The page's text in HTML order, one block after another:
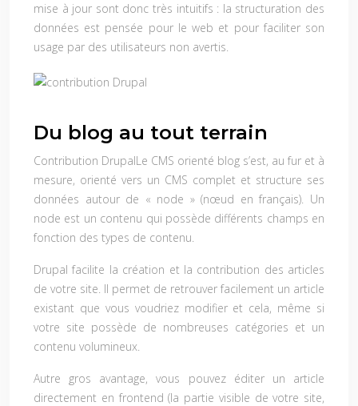
mise à jour sont donc très intuitifs : la structuration des
données est pensée pour le web et pour faciliter son
usage par des utilisateurs non avertis.
Du blog au tout terrain
Contribution DrupalLe CMS orienté blog s’est, au fur et à
mesure, orienté vers un CMS complet et structure ses
données autour de « node » (nœud en français). Un
node est un contenu qui possède différents champs en
fonction des types de contenu.
Drupal facilite la création et la contribution des articles
de votre site. Il permet de retrouver facilement un article
existant que vous voudriez modifier et cela, même si
votre site possède de nombreuses catégories et un
contenu volumineux.
Autre gros avantage, vous pouvez éditer un article
directement en frontend (la partie visible de votre site,